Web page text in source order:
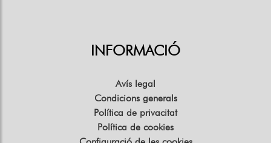
INFORMACIÓ
Avís legal
Condicions generals
Política de privacitat
Política de cookies